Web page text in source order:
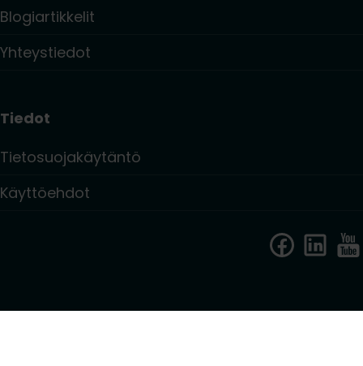
Blogiartikkelit
Yhteystiedot
Tiedot
Tietosuojakäytäntö
Käyttöehdot